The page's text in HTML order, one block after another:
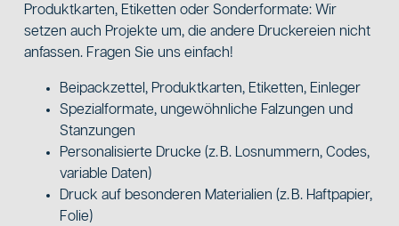
Produktkarten, Etiketten oder Sonderformate: Wir
setzen auch Projekte um, die andere Druckereien nicht
anfassen. Fragen Sie uns einfach!
Beipackzettel, Produktkarten, Etiketten, Einleger
Spezialformate, ungewöhnliche Falzungen und
Stanzungen
Personalisierte Drucke (z. B. Losnummern, Codes,
variable Daten)
Druck auf besonderen Materialien (z. B. Haftpapier,
Folie)